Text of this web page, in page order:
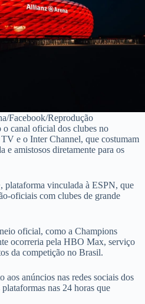
Facebook/Reprodução
o canal oficial dos clubes no
e o Inter Channel, que costumam
e amistosos diretamente para os
plataforma vinculada à ESPN, que
oficiais com clubes de grande
oficial, como a Champions
ocorreria pela HBO Max, serviço
da competição no Brasil.
aos anúncios nas redes sociais dos
nas 24 horas que